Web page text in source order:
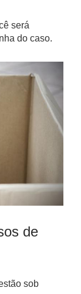
será
do caso.
de
sob